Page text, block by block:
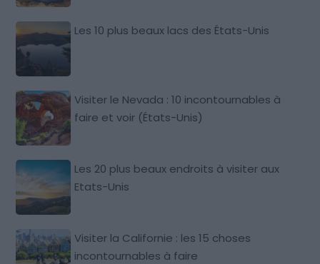
Les 10 plus beaux lacs des États-Unis
Visiter le Nevada : 10 incontournables à
faire et voir (États-Unis)
Les 20 plus beaux endroits à visiter aux
Etats-Unis
Visiter la Californie : les 15 choses
incontournables à faire